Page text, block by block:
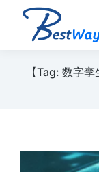
【Tag: 数字